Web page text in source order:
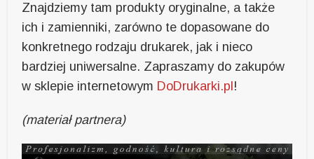
Znajdziemy tam produkty oryginalne, a także
ich i zamienniki, zarówno te dopasowane do
konkretnego rodzaju drukarek, jak i nieco
bardziej uniwersalne. Zapraszamy do zakupów
w sklepie internetowym DoDrukarki.pl !
(materiał partnera)